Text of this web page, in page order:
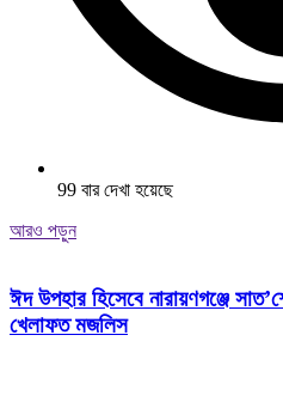
99 বার দেখা হয়েছে
আরও পড়ুন
ঈদ উপহার হিসেবে নারায়ণগঞ্জে
খেলাফত মজলিস